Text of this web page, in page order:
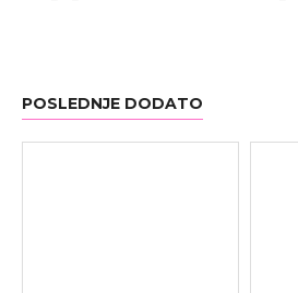
POSLEDNJE DODATO